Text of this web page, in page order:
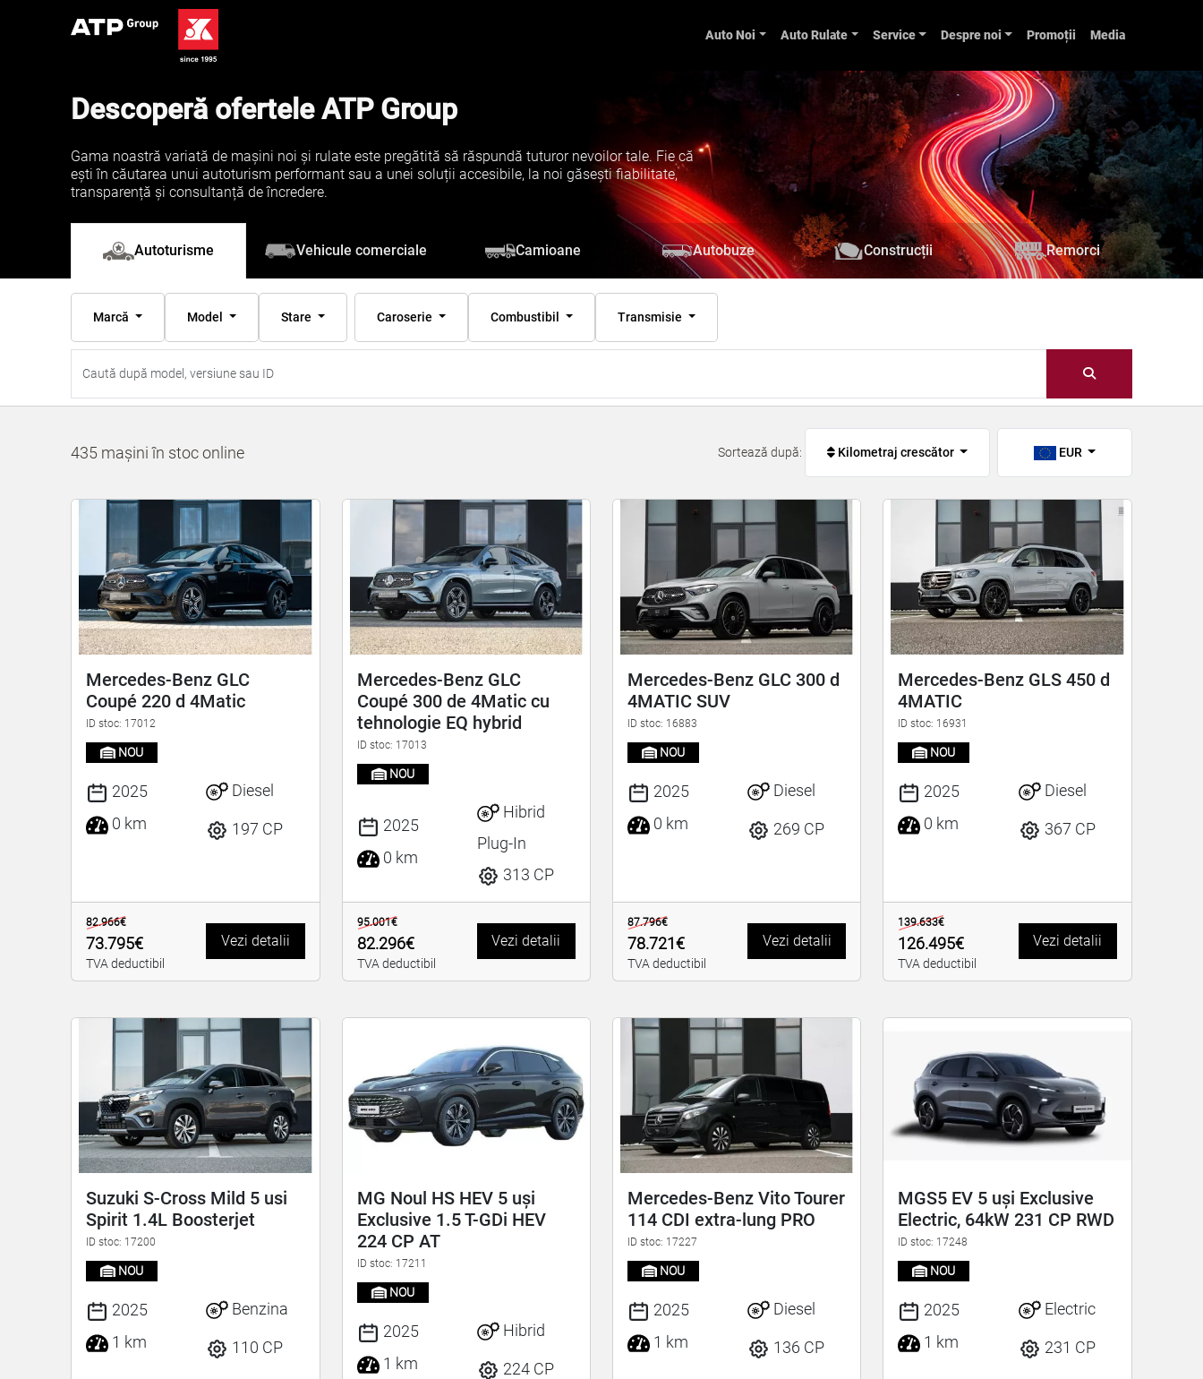
Auto Noi Auto Rulate Service Despre noi Promoții Media
Descoperă ofertele ATP Group
Gama noastră variată de mașini noi și rulate este pregătită să răspundă tuturor nevoilor tale. Fie că
ești în căutarea unui autoturism performant sau a unei soluții accesibile, la noi găsești fiabilitate,
transparență și consultanță de încredere.
Autoturisme Vehicule comerciale Camioane Autobuze Construcții Remorci
Marcă Model Stare Caroserie Combustibil Transmisie
435 mașini în stoc online Sortează după: Kilometraj crescător EUR
Mercedes-Benz GLC
Coupé 220 d 4Matic
ID stoc: 17012
NOU
2025
0 km
Diesel
197 CP
82.966€
73.795€
TVA deductibil
Vezi detalii
Mercedes-Benz GLC
Coupé 300 de 4Matic cu
tehnologie EQ hybrid
ID stoc: 17013
NOU
2025
0 km
Hibrid
Plug-In
313 CP
95.001€
82.296€
TVA deductibil
Vezi detalii
Mercedes-Benz GLC 300 d
4MATIC SUV
ID stoc: 16883
NOU
2025
0 km
Diesel
269 CP
87.796€
78.721€
TVA deductibil
Vezi detalii
Mercedes-Benz GLS 450 d
4MATIC
ID stoc: 16931
NOU
2025
0 km
Diesel
367 CP
139.633€
126.495€
TVA deductibil
Vezi detalii
Suzuki S-Cross Mild 5 usi
Spirit 1.4L Boosterjet
ID stoc: 17200
NOU
2025
1 km
Benzina
110 CP
MG Noul HS HEV 5 uși
Exclusive 1.5 T-GDi HEV
224 CP AT
ID stoc: 17211
NOU
2025
1 km
Hibrid
224 CP
Mercedes-Benz Vito Tourer
114 CDI extra-lung PRO
ID stoc: 17227
NOU
2025
1 km
Diesel
136 CP
MGS5 EV 5 uși Exclusive
Electric, 64kW 231 CP RWD
ID stoc: 17248
NOU
2025
1 km
Electric
231 CP